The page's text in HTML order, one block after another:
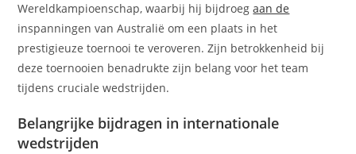
Wereldkampioenschap, waarbij hij bijdroegaan de
inspanningen van Australië om een plaats in het
prestigieuze toernooi te veroveren. Zijn betrokkenheid bij
deze toernooien benadrukte zijn belang voor het team
tijdens cruciale wedstrijden.
Belangrijke bijdragen in internationale
wedstrijden